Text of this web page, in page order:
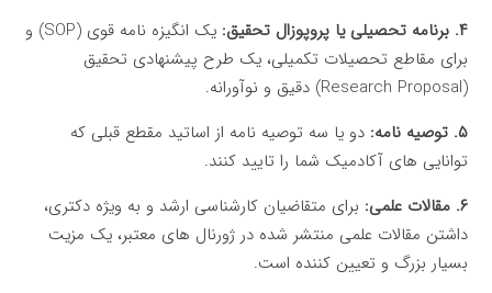
۴. برنامه تحصیلی یا پروپوزال تحقیق:
یک انگیزه نامه قوی (SOP) و
برای مقاطع تحصیلات تکمیلی، یک طرح پیشنهادی تحقیق
(Research Proposal) دقیق و نوآورانه.
۵. توصیه نامه:
دو یا سه توصیه نامه از اساتید مقطع قبلی که
توانایی های آکادمیک شما را تایید کنند.
۶. مقالات علمی:
برای متقاضیان کارشناسی ارشد و به ویژه دکتری،
داشتن مقالات علمی منتشر شده در ژورنال های معتبر، یک مزیت
بسیار بزرگ و تعیین کننده است.